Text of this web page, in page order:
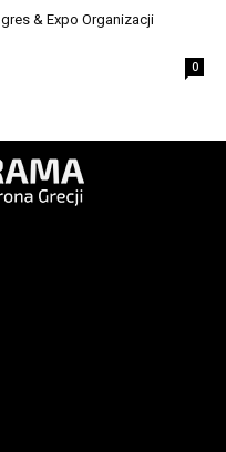
& Expo Organizacji
0